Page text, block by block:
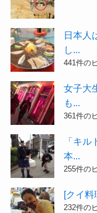
日本人
し...
441件の
女子大
も...
361件の
「キ
本...
255件の
[クイ
232件の